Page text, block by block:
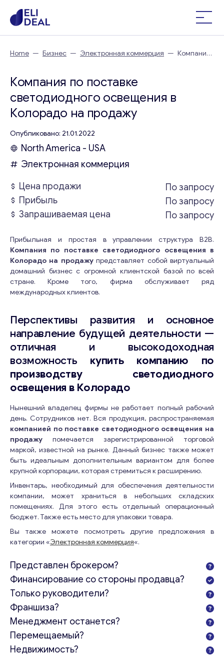
Home — Бизнес — Электронная коммерция — Компания
Компания по поставке
светодиодного освещения в
Колорадо на продажу
Опубликовано: 21.01.2022
North America - USA
Электронная коммерция
Цена продажи
По запросу
Прибыль
По запросу
Запрашиваемая цена
По запросу
Прибыльная и простая в управлении структура B2B.
Компания по поставке светодиодного освещения в
Колорадо на продажупредставляет собой виртуальный
домашний бизнес с огромной клиентской базой по всей
стране. Кроме того, фирма обслуживает ряд
международных клиентов.
Перспективы развития и основное
направление будущей деятельности —
отличная и высокодоходная
возможность купить компанию по
производству светодиодного
освещения в Колорадо
Нынешний владелец фирмы не работает полный рабочий
день. Сотрудников нет. Вся продукция, распространяемая
компанией по поставке светодиодного освещения на
продажу помечается зарегистрированной торговой
маркой, известной на рынке. Данный бизнес также может
быть идеальным дополнительным вариантом для более
крупной корпорации, которая стремиться к расширению.
Инвентарь, необходимый для обеспечения деятельности
компании, может храниться в небольших складских
помещениях. Для этого есть отдельный операционный
бюджет. Также есть место для упаковки товара.
Вы также можете посмотреть другие предложения в
категории «Электронная коммерция«.
Представлен брокером?
Финансирование со стороны продавца?
Только руководители?
Франшиза?
Менеджмент останется?
Перемещаемый?
Недвижимость?